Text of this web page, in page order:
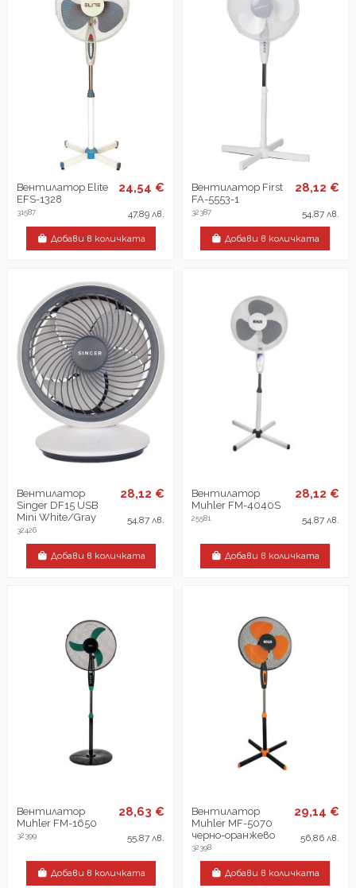
Вентилатор Elite
EFS-1328
31587
24,54 €
47,89 лв.
Добави в количката
Вентилатор First
FA-5553-1
32387
28,12 €
54,87 лв.
Добави в количката
Вентилатор
Singer DF15 USB
Mini White/Gray
32426
28,12 €
54,87 лв.
Добави в количката
Вентилатор
Muhler FM-4040S
25581
28,12 €
54,87 лв.
Добави в количката
Вентилатор
Muhler FM-1650
32399
28,63 €
55,87 лв.
Добави в количката
Вентилатор
Muhler MF-5070
черно-оранжево
32398
29,14 €
56,86 лв.
Добави в количката